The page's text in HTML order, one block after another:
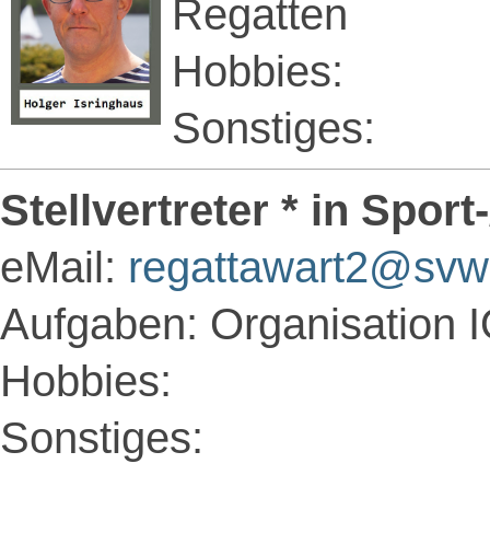
Regatten
Hobbies:
Sonstiges:
Stellvertreter * in
eMail:
Aufgaben: Organisation
Hobbies:
Sonstiges: